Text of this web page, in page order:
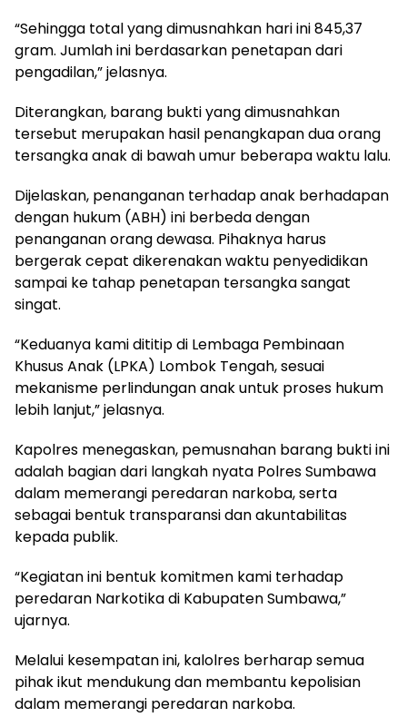
“Sehingga total yang dimusnahkan hari ini 845,37
gram. Jumlah ini berdasarkan penetapan dari
pengadilan,” jelasnya.
Diterangkan, barang bukti yang dimusnahkan
tersebut merupakan hasil penangkapan dua orang
tersangka anak di bawah umur beberapa waktu lalu.
Dijelaskan, penanganan terhadap anak berhadapan
dengan hukum (ABH) ini berbeda dengan
penanganan orang dewasa. Pihaknya harus
bergerak cepat dikerenakan waktu penyedidikan
sampai ke tahap penetapan tersangka sangat
singat.
“Keduanya kami dititip di Lembaga Pembinaan
Khusus Anak (LPKA) Lombok Tengah, sesuai
mekanisme perlindungan anak untuk proses hukum
lebih lanjut,” jelasnya.
Kapolres menegaskan, pemusnahan barang bukti ini
adalah bagian dari langkah nyata Polres Sumbawa
dalam memerangi peredaran narkoba, serta
sebagai bentuk transparansi dan akuntabilitas
kepada publik.
“Kegiatan ini bentuk komitmen kami terhadap
peredaran Narkotika di Kabupaten Sumbawa,”
ujarnya.
Melalui kesempatan ini, kalolres berharap semua
pihak ikut mendukung dan membantu kepolisian
dalam memerangi peredaran narkoba.